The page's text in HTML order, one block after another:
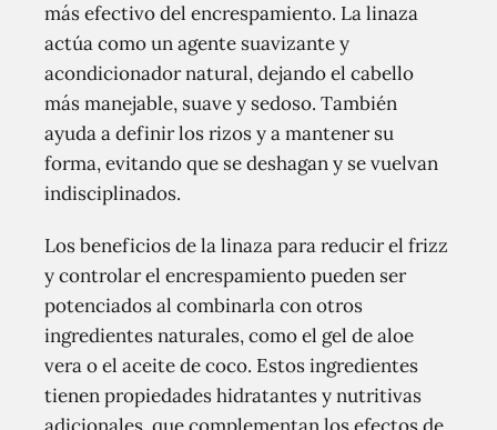
más efectivo del encrespamiento. La linaza
actúa como un agente suavizante y
acondicionador natural, dejando el cabello
más manejable, suave y sedoso. También
ayuda a definir los rizos y a mantener su
forma, evitando que se deshagan y se vuelvan
indisciplinados.
Los beneficios de la linaza para reducir el frizz
y controlar el encrespamiento pueden ser
potenciados al combinarla con otros
ingredientes naturales, como el gel de aloe
vera o el aceite de coco. Estos ingredientes
tienen propiedades hidratantes y nutritivas